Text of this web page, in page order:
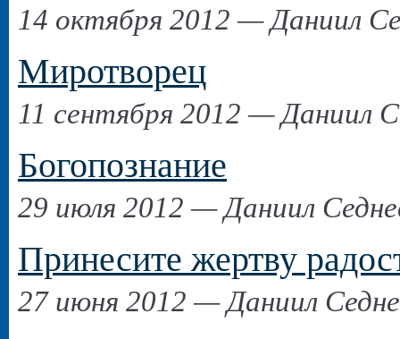
14 октября 2012 — Даниил
Миротворец
11 сентября 2012 — Даниил
Богопознание
29 июля 2012 — Даниил
Принесите жертву
27 июня 2012 — Даниил